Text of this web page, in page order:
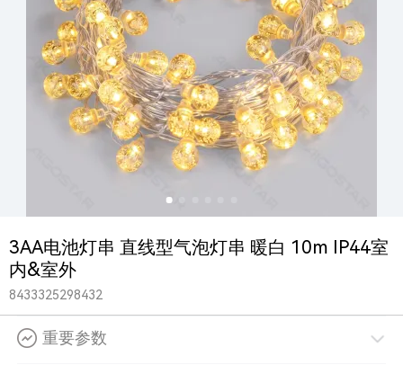
3AA电池灯串 直线型气泡灯串 暖白 10m IP44室
内&室外
8433325298432
重要参数